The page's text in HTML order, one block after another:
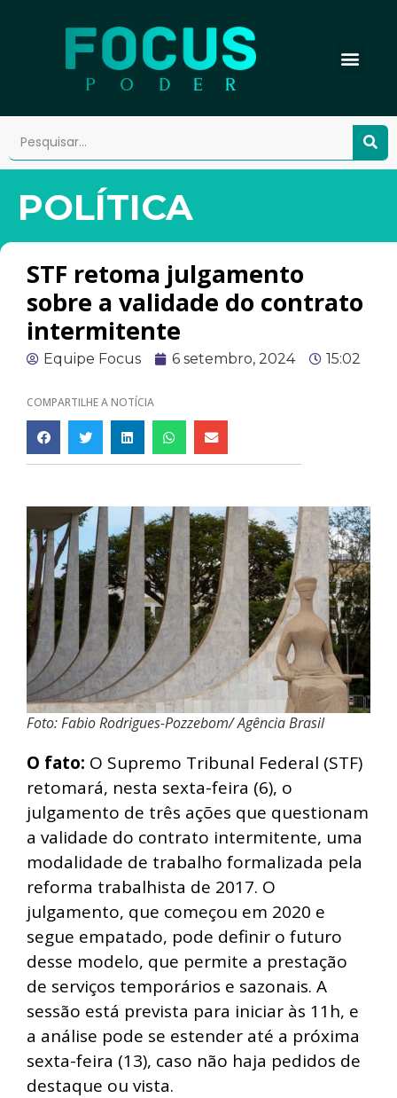
POLÍTICA
STF retoma julgamento
sobre a validade do contrato
intermitente
Equipe Focus 6 setembro, 2024 15:02
COMPARTILHE A NOTÍCIA
Foto: Fabio Rodrigues-Pozzebom/ Agência Brasil
O fato: O Supremo Tribunal Federal (STF)
retomará, nesta sexta-feira (6), o
julgamento de três ações que questionam
a validade do contrato intermitente, uma
modalidade de trabalho formalizada pela
reforma trabalhista de 2017. O
julgamento, que começou em 2020 e
segue empatado, pode definir o futuro
desse modelo, que permite a prestação
de serviços temporários e sazonais. A
sessão está prevista para iniciar às 11h, e
a análise pode se estender até a próxima
sexta-feira (13), caso não haja pedidos de
destaque ou vista.